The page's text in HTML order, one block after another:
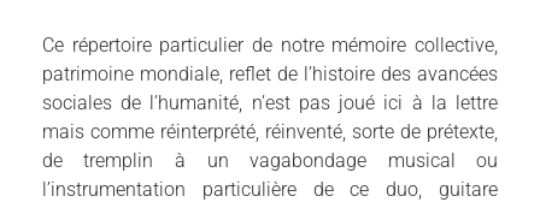
Ce répertoire particulier de notre mémoire collective,
patrimoine mondiale, reflet de l’histoire des avancées
sociales de l’humanité, n’est pas joué ici à la lettre
mais comme réinterprété, réinventé, sorte de prétexte,
de tremplin à un vagabondage musical ou
l’instrumentation particulière de ce duo, guitare